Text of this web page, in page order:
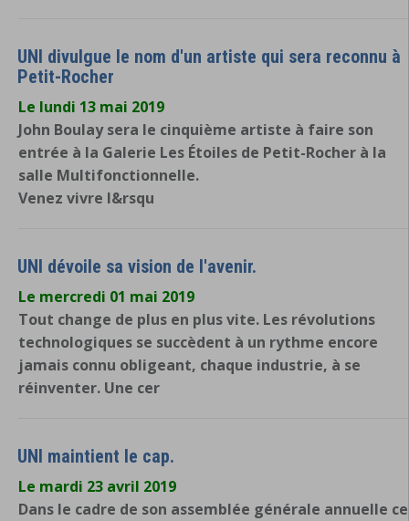
UNI divulgue le nom d'un artiste qui sera reconnu à
Petit-Rocher
Le lundi 13 mai 2019
John Boulay sera le cinquième artiste à faire son
entrée à la Galerie Les Étoiles de Petit-Rocher à la
salle Multifonctionnelle.
Venez vivre l&rsqu
UNI dévoile sa vision de l'avenir.
Le mercredi 01 mai 2019
Tout change de plus en plus vite. Les révolutions
technologiques se succèdent à un rythme encore
jamais connu obligeant, chaque industrie, à se
réinventer. Une cer
UNI maintient le cap.
Le mardi 23 avril 2019
Dans le cadre de son assemblée générale annuelle ce